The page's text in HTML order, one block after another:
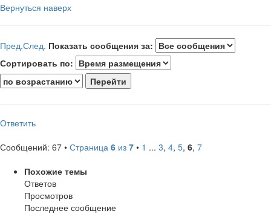
Вернуться наверх
Пред.След. Показать сообщения за:
Сортировать по:
Ответить
Сообщений: 67 • Страница 6 из 7 • 1 ... 3, 4, 5, 6, 7
Похожие темы
Ответов
Просмотров
Последнее сообщение